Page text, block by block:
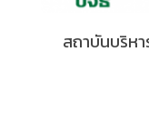
สถาบันบริห